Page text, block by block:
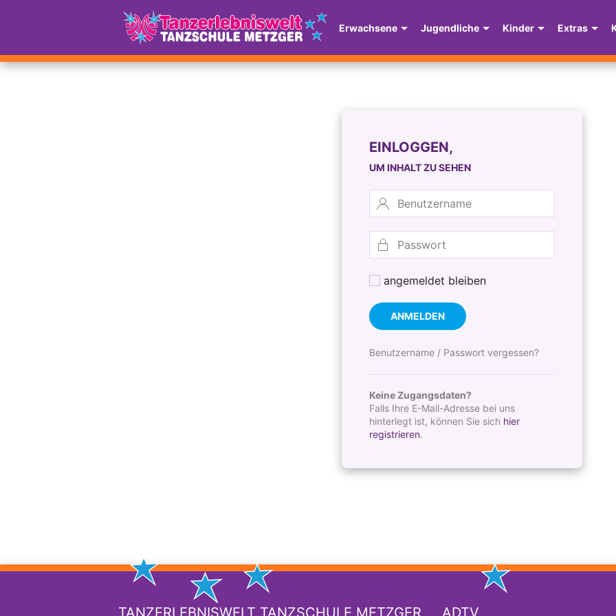
Erwachsene Jugendliche Kinder Extras
EINLOGGEN,
UM INHALT ZU SEHEN
angemeldet bleiben
ANMELDEN
Benutzername / Passwort vergessen?
Keine Zugangsdaten?
Falls Ihre E-Mail-Adresse bei uns
hinterlegt ist, können Sie sich hier
registrieren.
TANZERLEBNISWELT TANZSCHULE METZGER ADTV